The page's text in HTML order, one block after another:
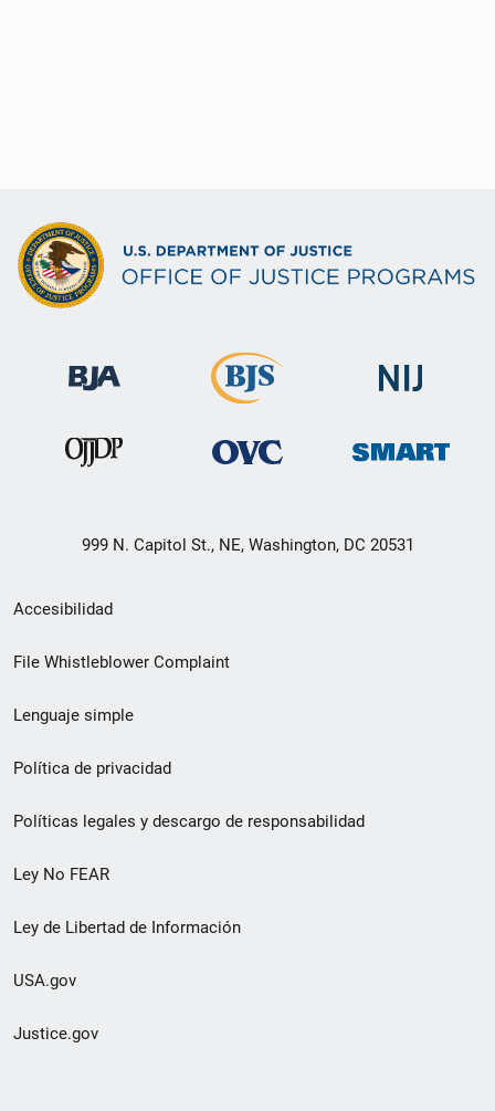
999 N. Capitol St., NE, Washington, DC 20531
Menú
de
de
pie
de
página
Accesibilidad
File Whistleblower Complaint
Lenguaje simple
Política de privacidad
Políticas legales y descargo de responsabilidad
Ley No FEAR
Ley de Libertad de Información
USA.gov
Justice.gov